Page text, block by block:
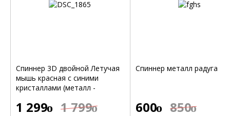
Спиннер 3D двойной Летучая
мышь красная с синими
кристаллами (металл -
1 299
o 1 799o
Спиннер металл радуга
600
o 850o